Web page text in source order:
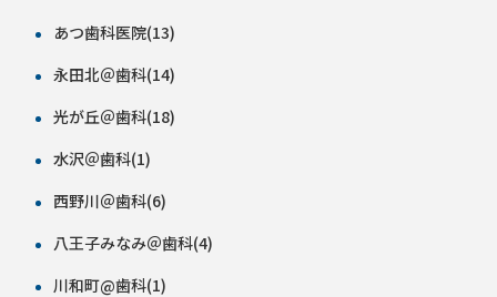
あつ歯科医院(13)
永田北＠歯科(14)
光が丘＠歯科(18)
水沢＠歯科(1)
西野川＠歯科(6)
八王子みなみ＠歯科(4)
川和町@歯科(1)